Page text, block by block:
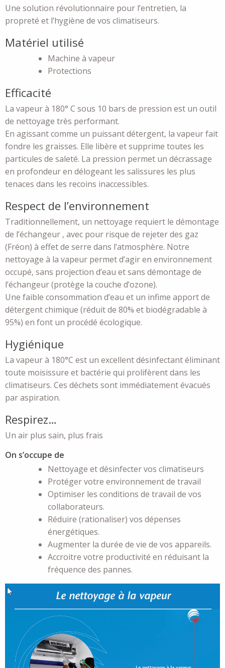
Une solution révolutionnaire pour l’entretien, la
propreté et l’hygiène de vos climatiseurs.
Matériel utilisé
Machine à vapeur
Protections
Efficacité
La vapeur à 180° C sous 10 bars de pression est un outil
de nettoyage très performant.
En agissant comme un puissant détergent, la vapeur fait
fondre les graisses. Elle libère et supprime toutes les
particules de saleté. La pression permet un décrassage
en profondeur en délogeant les salissures les plus
tenaces dans les recoins inaccessibles.
Respect de l’environnement
Traditionnellement, un nettoyage requiert le démontage
de l’échangeur , avec pour risque de rejeter des gaz
(Fréon) à effet de serre dans l’atmosphère. Notre
nettoyage à la vapeur permet d’agir en environnement
occupé, sans projection d’eau et sans démontage de
l’échangeur (protège la couche d’ozone).
Une faible consommation d’eau et un infime apport de
détergent chimique (réduit de 80% et biodégradable à
95%) en font un procédé écologique.
Hygiénique
La vapeur à 180°C est un excellent désinfectant éliminant
toute moisissure et bactérie qui prolifèrent dans les
climatiseurs. Ces déchets sont immédiatement évacués
par aspiration.
Respirez…
Un air plus sain, plus frais
On s’occupe de
Nettoyage et désinfecter vos climatiseurs
Protéger votre environnement de travail
Optimiser les conditions de travail de vos
collaborateurs.
Réduire (rationaliser) vos dépenses
énergétiques.
Augmenter la durée de vie de vos appareils.
Accroitre votre productivité en réduisant la
fréquence des pannes.